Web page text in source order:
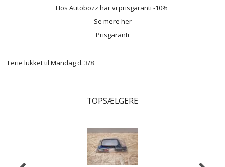
Hos Autobozz har vi prisgaranti -10%
Se mere her
Prisgaranti
Ferie lukket til Mandag d. 3/8
TOPSÆLGERE